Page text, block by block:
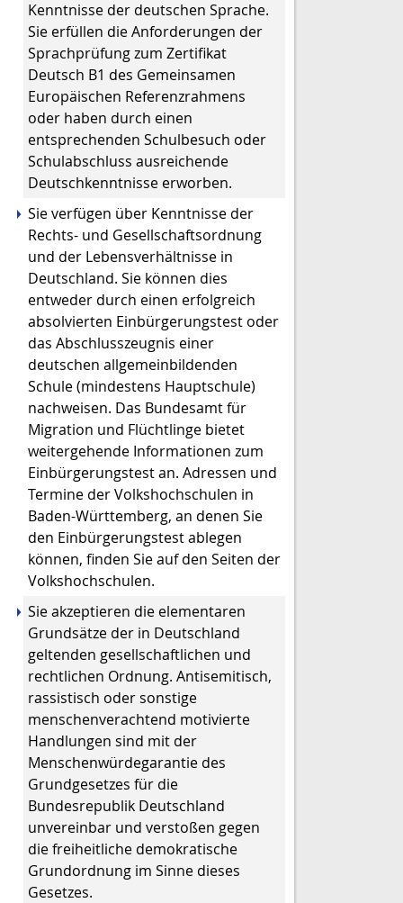
Kenntnisse der deutschen Sprache.
Sie erfüllen die Anforderungen der
Sprachprüfung zum Zertifikat
Deutsch B1 des Gemeinsamen
Europäischen Referenzrahmens
oder haben durch einen
entsprechenden Schulbesuch oder
Schulabschluss ausreichende
Deutschkenntnisse erworben.
Sie verfügen über Kenntnisse der
Rechts- und Gesellschaftsordnung
und der Lebensverhältnisse in
Deutschland. Sie können dies
entweder durch einen erfolgreich
absolvierten Einbürgerungstest oder
das Abschlusszeugnis einer
deutschen allgemeinbildenden
Schule (mindestens Hauptschule)
nachweisen. Das Bundesamt für
Migration und Flüchtlinge bietet
weitergehende Informationen zum
Einbürgerungstest an. Adressen und
Termine der Volkshochschulen in
Baden-Württemberg, an denen Sie
den Einbürgerungstest ablegen
können, finden Sie auf den Seiten der
Volkshochschulen.
Sie akzeptieren die elementaren
Grundsätze der in Deutschland
geltenden gesellschaftlichen und
rechtlichen Ordnung. Antisemitisch,
rassistisch oder sonstige
menschenverachtend motivierte
Handlungen sind mit der
Menschenwürdegarantie des
Grundgesetzes für die
Bundesrepublik Deutschland
unvereinbar und verstoßen gegen
die freiheitliche demokratische
Grundordnung im Sinne dieses
Gesetzes.